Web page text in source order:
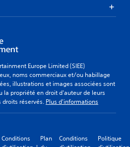
Europe Limited (SIEE)
noms commerciaux et/ou habillage
illustrations et images associées sont
la propriété en droit d'auteur de leurs
droits réservés. Plus d'informations
Conditions
Plan
Conditions
Politique